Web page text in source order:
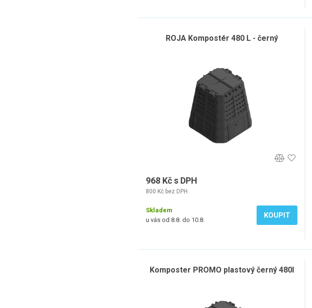
ROJA Kompostér 480 L - černý
968 Kč s DPH
800 Kč bez DPH
Skladem
u vás od 8.8. do 10.8.
KOUPIT
Komposter PROMO plastový černý 480l